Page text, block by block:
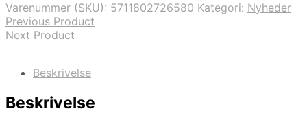
Varenummer (SKU): 5711802726580 Kategori: Nyheder
Previous Product
Next Product
Beskrivelse
Beskrivelse